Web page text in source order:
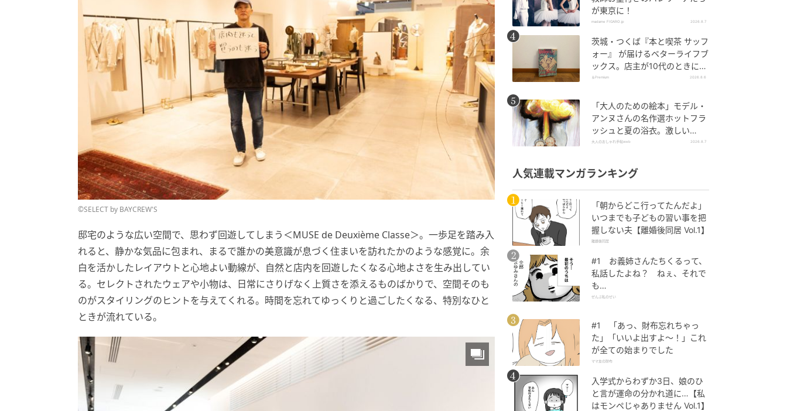
©SELECT by BAYCREW'S
邸宅のような広い空間で、思わず回遊してしまう＜MUSE de Deuxième Classe＞。一歩足を踏み入
れると、静かな気品に包まれ、まるで誰かの美意識が息づく住まいを訪れたかのような感覚に。余
白を活かしたレイアウトと心地よい動線が、自然と店内を回遊したくなる心地よさを生み出してい
る。セレクトされたウェアや小物は、日常にさりげなく上質さを添えるものばかりで、空間そのも
のがスタイリングのヒントを与えてくれる。時間を忘れてゆっくりと過ごしたくなる、特別なひと
ときが流れている。
が東京に！
madame FIGARO.jp 2026.8.7
茨城・つくば『本と喫茶 サッフ
ォー』 が届けるベターライフブ
ックス。店主が10代のときに、
私の生き方を変えた本として挙
散弾銃』。
＆Premium 2026.8.6
「大人のための絵本」モデル・
アンヌさんの名作選ホットフラ
ッシュと夏の浴衣。激しい
「熱」が教えてくれた平和の絵
っ！』～vol.47
大人のおしゃれ手帖web 2026.8.7
人気連載マンガランキング
「朝からどこ行ってたんだよ」
いつまでも子どもの習い事を把
握しない夫【離婚後同居 Vol.1】
離婚後同居
#1 お義姉さんたちくるって、
私話したよね？ ねぇ、それで
も…
ぜんぶ私のせい
#1 「あっ、財布忘れちゃっ
た」「いいよ出すよ〜！」これ
が全ての始まりでした
ママ友の財布
入学式からわずか3日、娘のひ
と言が運命の分かれ道に…【私
はモンペじゃありません Vol.1】